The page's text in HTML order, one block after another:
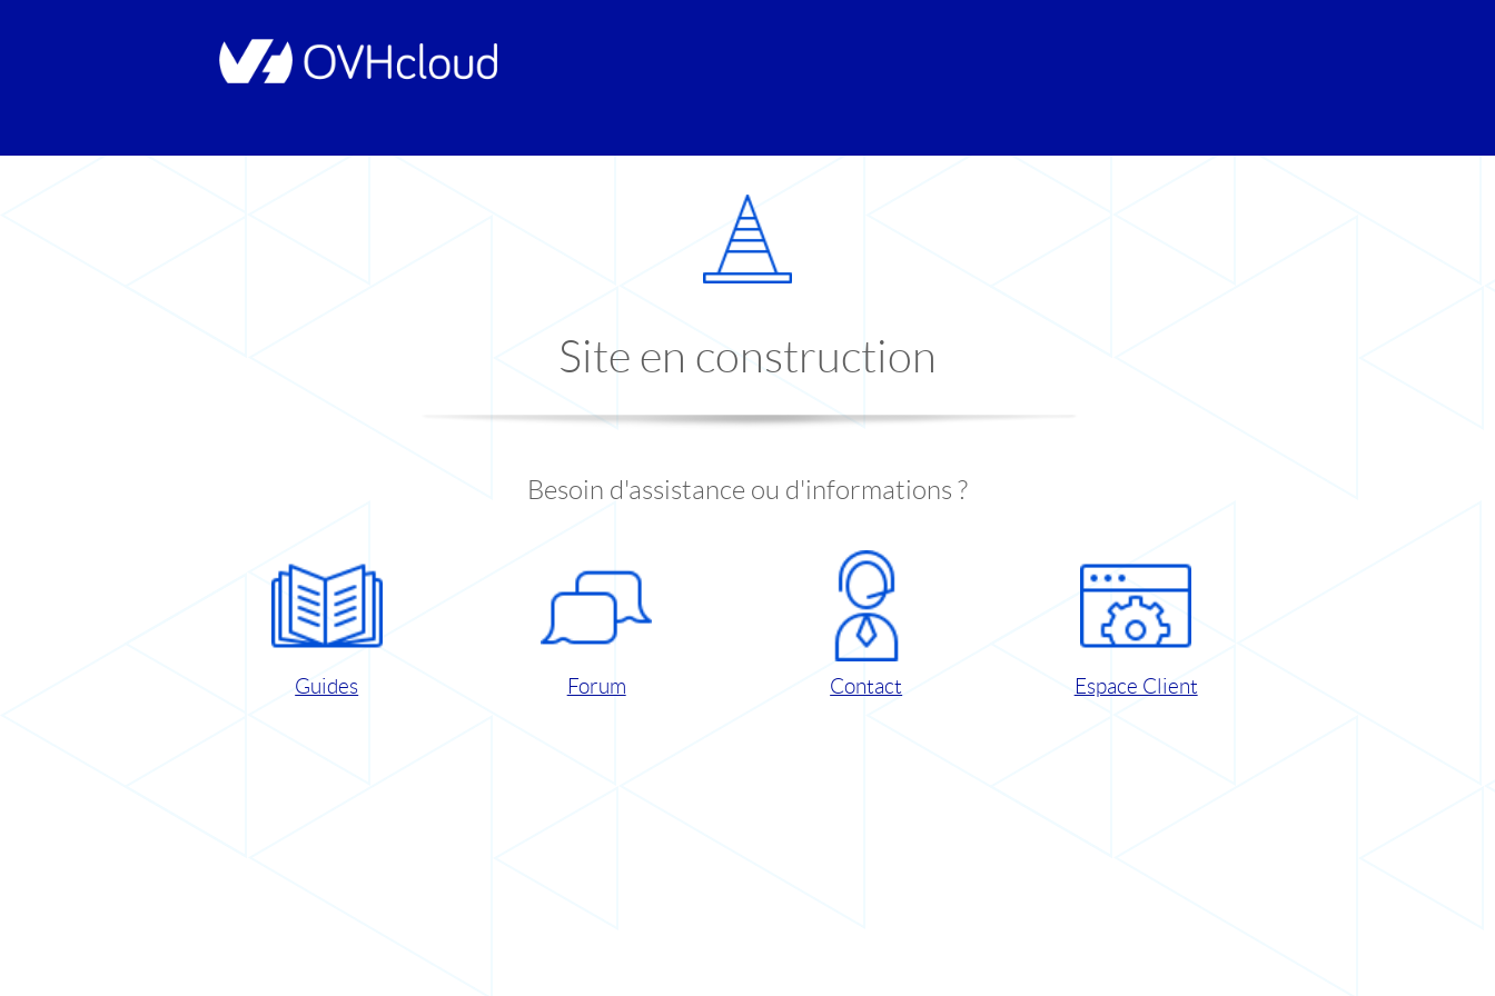
Site en construction
Besoin d'assistance ou d'informations ?
Guides Forum Contact Espace Client